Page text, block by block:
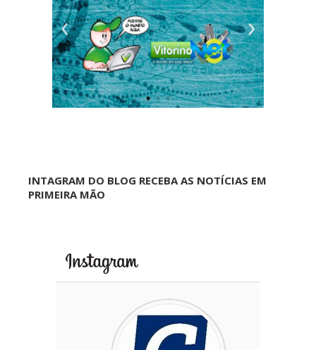
INTAGRAM DO BLOG RECEBA AS NOTÍCIAS EM
PRIMEIRA MÃO